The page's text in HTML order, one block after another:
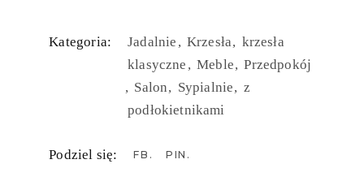
Kategoria: Jadalnie Krzesła krzesła
klasyczne Meble Przedpokój
Salon Sypialnie z
podłokietnikami
Podziel się: FB PIN